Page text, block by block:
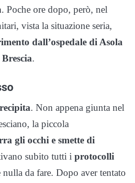
. Poche ore dopo, però, nel
vista la situazione seria,
dall’ospedale di Asola
.
. Non appena giunta nel
la piccola
gli occhi e smette di
subito tutti i protocolli
nulla da fare. Dopo aver tentato